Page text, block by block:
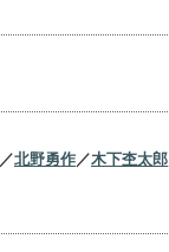
／北野勇作／木下杢太郎